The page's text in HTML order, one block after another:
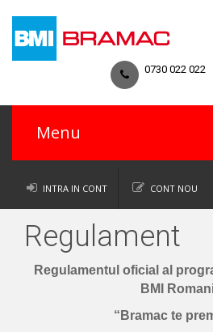
0730 022 022
Menu
Acasa
Catalog
INTRA IN CONT CONT NOU
Regulament
Regulamentul oficial al
BMI
“Bramac te